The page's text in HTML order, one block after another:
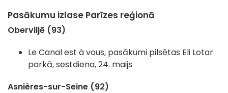
Pasākumu izlase Parīzes reģionā
Oberviljē (93)
Le Canal est à vous, pasākumi pilsētas Eli Lotar
parkā, sestdiena, 24. maijs
Asnières-sur-Seine (92)